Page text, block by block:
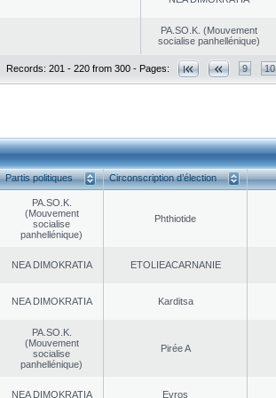
PA.SO.K. (Mouvement
socialise panhellénique)
Records: 201 - 220 from 300 - Pages: 9 10
Partis politiques Circonscription d’élection
PA.SO.K.
(Mouvement
socialise
panhellénique)
Phthiotide
NEA DΙMOKRATIA EΤOLIEACARNANIE
NEA DΙMOKRATIA Karditsa
PA.SO.K.
(Mouvement
socialise
panhellénique)
Pirée A
NEA DΙMOKRATIA Evros